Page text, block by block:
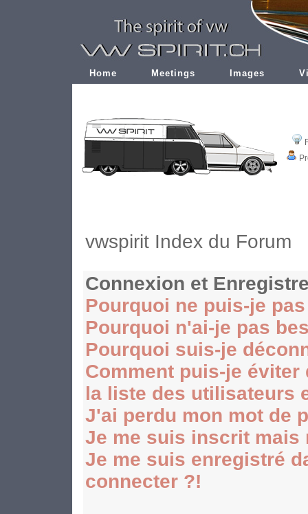
Home Meetings Images
vwspirit Index du Forum
Connexion et
Pourquoi ne puis-je
Pourquoi n'ai-je pas
Pourquoi suis-je
Comment puis-je
la liste des utilisateurs
J'ai perdu mon mot de
Je me suis inscrit mais
Je me suis enregistré
connecter ?!